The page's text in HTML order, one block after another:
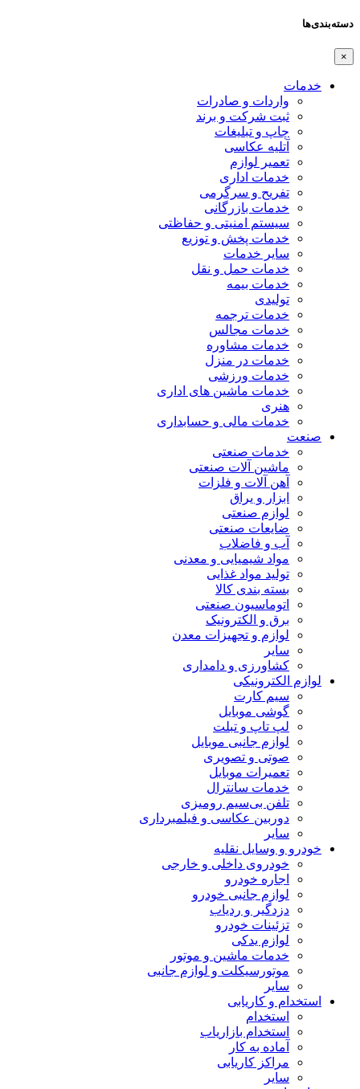
دسته‌بندی‌ها
×
خدمات
واردات و صادرات
ثبت شرکت و برند
چاپ و تبلیغات
آتلیه عکاسی
تعمیر لوازم
خدمات اداری
تفریح و سرگرمی
خدمات بازرگانی
سیستم امنیتی و حفاظتی
خدمات پخش و توزیع
سایر خدمات
خدمات حمل و نقل
خدمات بیمه
تولیدی
خدمات ترجمه
خدمات مجالس
خدمات مشاوره
خدمات در منزل
خدمات ورزشی
خدمات ماشین های اداری
هنری
خدمات مالی و حسابداری
صنعت
خدمات صنعتی
ماشین آلات صنعتی
آهن آلات و فلزات
ابزار و یراق
لوازم صنعتی
ضایعات صنعتی
آب و فاضلاب
مواد شیمیایی و معدنی
تولید مواد غذایی
بسته بندی کالا
اتوماسیون صنعتی
برق و الکترونیک
لوازم و تجهیزات معدن
سایر
کشاورزی و دامداری
لوازم الکترونیکی
سیم کارت
گوشی موبایل
لپ تاپ و تبلت
لوازم جانبی موبایل
صوتی و تصویری
تعمیرات موبایل
خدمات سانترال
تلفن بی‌سیم رومیزی
دوربین عکاسی و فیلمبرداری
سایر
خودرو و وسایل نقلیه
خودروی داخلی و خارجی
اجاره خودرو
لوازم جانبی خودرو
دزدگیر و ردیاب
تزئینات خودرو
لوازم یدکی
خدمات ماشین و موتور
موتورسیکلت و لوازم جانبی
سایر
استخدام و کاریابی
استخدام
استخدام بازاریاب
آماده به کار
مراکز کاریابی
سایر